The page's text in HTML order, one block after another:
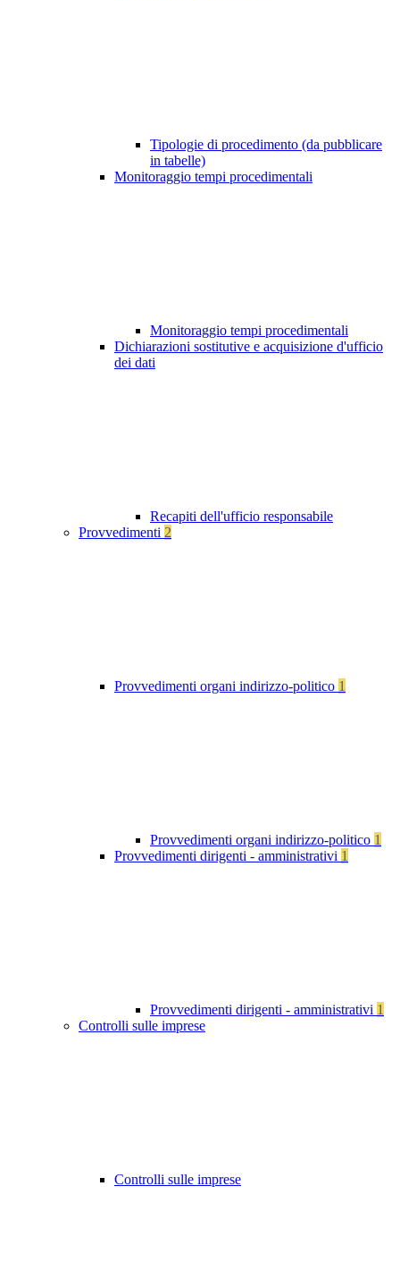
Tipologie di procedimento (da pubblicare
in tabelle)
Monitoraggio tempi procedimentali
Monitoraggio tempi procedimentali
Dichiarazioni sostitutive e acquisizione d'ufficio
dei dati
Recapiti dell'ufficio responsabile
Provvedimenti 2
Provvedimenti organi indirizzo-politico 1
Provvedimenti organi indirizzo-politico 1
Provvedimenti dirigenti - amministrativi 1
Provvedimenti dirigenti - amministrativi 1
Controlli sulle imprese
Controlli sulle imprese